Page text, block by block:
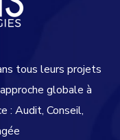
tous leurs projets
globale à
: Audit, Conseil,